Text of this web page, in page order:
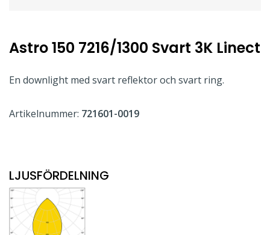
Astro 150 7216/1300 Svart 3K Linect
En downlight med svart reflektor och svart ring.
Artikelnummer: 721601-0019
LJUSFÖRDELNING